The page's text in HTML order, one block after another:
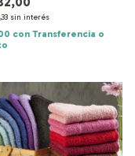
sin interés
con Transferencia o